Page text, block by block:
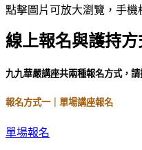
點擊圖片可放大瀏覽，手機
線上報名與護持方
九九華嚴講座共兩種報名方式，請
報名方式一｜單場講座報名
單場報名